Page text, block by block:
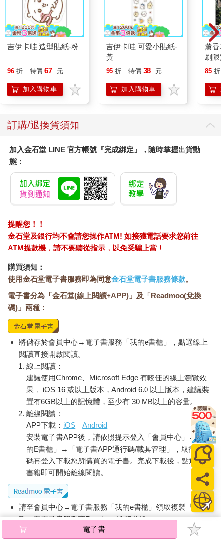
另外，男性有時候會對「女人到昨天為止還能容忍的事，今天卻
突然翻臉」感到困惑，也是起因於這種能力。
比方說，丈夫老愛把襪子脫了丟在客廳地上，就算妻子說了「把
襪子收好」也不聽……這時，妻子會先默默幫忙收拾，但如果丈
夫一直不當一回事，情況就（有可能）突然一發不可收拾。
因為第一次收拾的時候，只有一次的不爽，但收拾到一千次以
始看什麼都不順眼，甚至很有可能演變成「連在同一間屋子裡呼
吸同樣的空氣都討厭！」的程度。
一次一樣的心情去面對。對男性腦而言，女性腦的爆發肯定是晴
天霹靂吧。我對各位男性深感同情。
但是，正因為具備這樣的能力，女人才能有條不紊地完成人生第
一次的育兒，也才能夠反應敏捷地應付第一次的照護工作。
作用與副作用是一體兩面的。就像男性腦在憑藉高度空間認知能
力運作社會的同時，也在家庭內部發揮鈍感力，女性腦雖然有從
經驗中生出智慧的能力，卻也有容易累積怨懟的一面。雙方何不
擁抱彼此的優點，對缺點睜一隻眼、閉一隻眼呢？
善加利用女性腦這種反覆的習性即可。
祕訣就是讓女性腦灌入正面記憶，不要灌入負面記憶。首先第一
步就是，提及「妻子持續在做的事情」。
舉例而言，假如在結婚二十五年的某一天，聽到丈夫說出這樣的
話，感覺如何呢？
「妳煮的味噌湯，我已經喝了二十五年嗎？比喝老媽的味噌湯還
妻子的女性腦應該會浮現重複上千次煮味噌湯的畫面吧。新婚時
曾經有過明顯失敗的日子，即使如此，老公好像還是默默地喝完
了。雖然孕吐嚴重時聽到他抱怨：「什麼嘛，連味噌湯都煮不了
嗎？」，你還氣得大罵，「你怎麼少根筋到這種程度啊！」但原
來他是這麼地重視我煮的味噌湯啊……就這樣，妻子腦中的負面
記憶也將逐漸變成正面記憶。
而且在往後的日子，妻子忠實的女性腦每次煮味噌湯時，都會再
次想起丈夫感謝的話語。這樣一來，就算哪天你退休了，應該也
不必聽到她說：「我也要從家庭主婦的崗位上退休，你早餐就自
己隨便解決吧。」（應該啦）
若你覺得不好意思，也不一定要稱讚她或說出「謝謝」，只要默
默把她「一直在為你做的」事情說出來即可。
不過在說出這句話之前，請先搞清楚自己究竟喝了多少年的味噌
湯喔，不然如果她說：「還沒吧，媽做的味噌湯你不是喝了三十
年嗎？」那可就白費心機了。當然也可以用其他事情取代煮味噌
湯，例如泡咖啡、燙白襯衫、擦皮鞋、隨時在杯子裡添牛奶。細
微的生活瑣事即可，總之就是要好好注意到太太一直以來為你用
心付出的地方，然後開口對她說：「妳一直以來都為我做了這些
事。」
女人並不是想要你的稱讚，而是想要你的理解，所以聽到你開口
慰勞她過去的付出，最能夠打動她的心。
為了不讓她想起負面記憶，另一種方法是讓她反覆想到未來。與
吉伊卡哇 造型貼紙-粉
96 折 特價 67 元
加入購物車
吉伊卡哇 可愛小貼紙-
黃
95 折 特價 38 元
加入購物車
薰
刷
85 折
訂購/退換貨須知
加入金石堂 LINE 官方帳號『完成綁定』，隨時掌握出貨動
態：
提醒您！！
金石堂及銀行均不會請您操作ATM! 如接獲電話要求您前往
ATM提款機，請不要聽從指示，以免受騙上當！
購買須知：
使用金石堂電子書服務即為同意金石堂電子書服務條款。
電子書分為「金石堂(線上閱讀+APP)」及「Readmoo(兌換
碼)」兩種：
將儲存於會員中心→電子書服務「我的e書櫃」，點選線上
閱讀直接開啟閱讀。
線上閱讀：
建議使用Chrome、Microsoft Edge 有較佳的線上瀏覽效
果， iOS 16 或以上版本，Android 6.0 以上版本，建議裝
置有6GB以上的記憶體，至少有 30 MB以上的容量。
離線閱讀：
APP下載： iOS
Android
安裝電子書APP後，請依照提示登入「會員中心」→「我
的E書櫃」→「電子書APP通行碼/載具管理」，取得通行
碼再登入下載您所購買的電子書。完成下載後，點選任一
書籍即可開始離線閱讀。
請至會員中心→電子書服務「我的e書櫃」領取複製『兌換
碼』至電子書服務商Readmoo進行兌換。
退換貨須知：
電子書